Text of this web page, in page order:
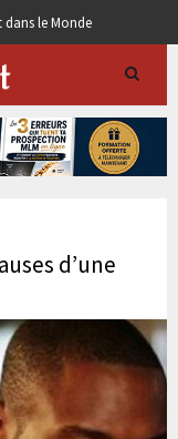
dans le Monde
d’une